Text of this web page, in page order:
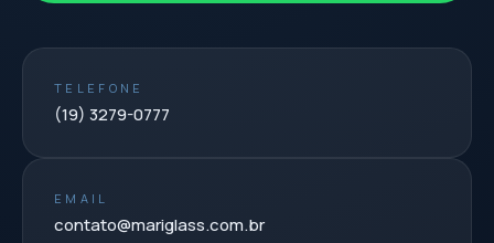
TELEFONE
(19) 3279-0777
EMAIL
contato@mariglass.com.br